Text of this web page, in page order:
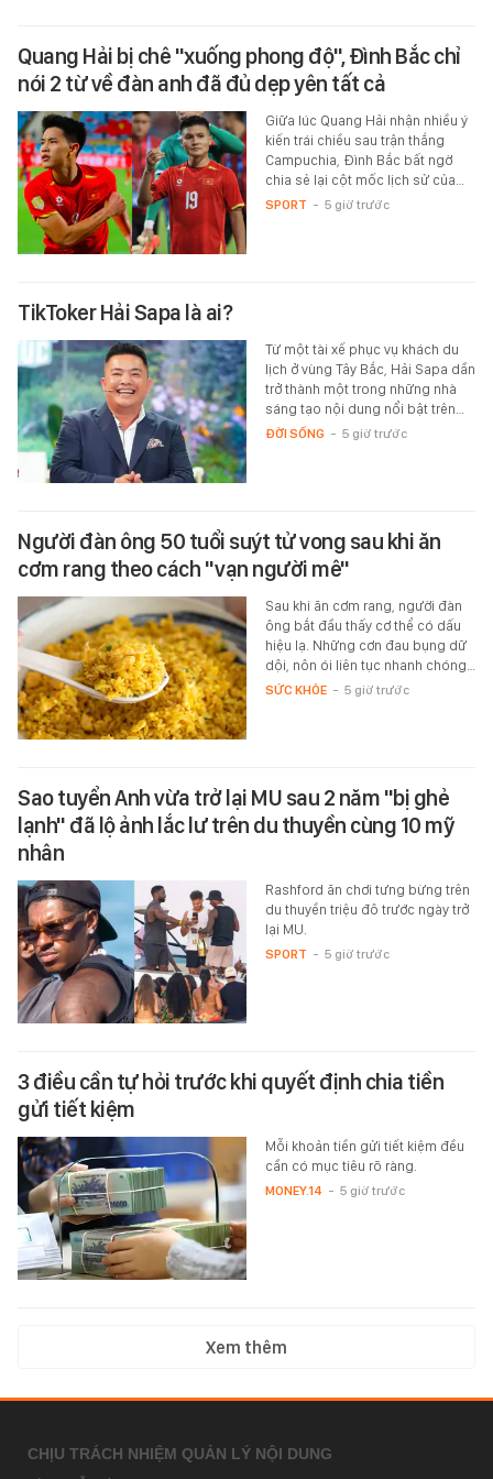
Quang Hải bị chê "xuống phong độ", Đình Bắc chỉ
nói 2 từ về đàn anh đã đủ dẹp yên tất cả
Giữa lúc Quang Hải nhận nhiều ý
kiến trái chiều sau trận thắng
Campuchia, Đình Bắc bất ngờ
chia sẻ lại cột mốc lịch sử của…
SPORT - 5 giờ trước
TikToker Hải Sapa là ai?
Từ một tài xế phục vụ khách du
lịch ở vùng Tây Bắc, Hải Sapa dần
trở thành một trong những nhà
sáng tạo nội dung nổi bật trên…
ĐỜI SỐNG - 5 giờ trước
Người đàn ông 50 tuổi suýt tử vong sau khi ăn
cơm rang theo cách "vạn người mê"
Sau khi ăn cơm rang, người đàn
ông bắt đầu thấy cơ thể có dấu
hiệu lạ. Những cơn đau bụng dữ
dội, nôn ói liên tục nhanh chóng…
SỨC KHỎE - 5 giờ trước
Sao tuyển Anh vừa trở lại MU sau 2 năm "bị ghẻ
lạnh" đã lộ ảnh lắc lư trên du thuyền cùng 10 mỹ
nhân
Rashford ăn chơi tưng bừng trên
du thuyền triệu đô trước ngày trở
lại MU.
SPORT - 5 giờ trước
3 điều cần tự hỏi trước khi quyết định chia tiền
gửi tiết kiệm
Mỗi khoản tiền gửi tiết kiệm đều
cần có mục tiêu rõ ràng.
MONEY.14 - 5 giờ trước
Xem thêm
CHỊU TRÁCH NHIỆM QUẢN LÝ NỘI DUNG